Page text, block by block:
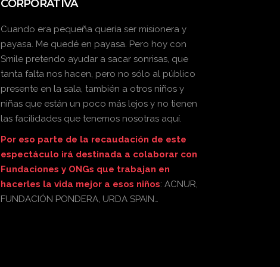
CORPORATIVA
Cuando era pequeña quería ser misionera y
payasa. Me quedé en payasa. Pero hoy con
Smile pretendo ayudar a sacar sonrisas, que
tanta falta nos hacen, pero no sólo al público
presente en la sala, también a otros niños y
niñas que están un poco más lejos y no tienen
las facilidades que tenemos nosotras aquí.
Por eso parte de la recaudación de este
espectáculo irá destinada a colaborar con
Fundaciones y ONGs que trabajan en
hacerles la vida mejor a esos niños: ACNUR,
FUNDACIÓN PONDERA, URDA SPAIN…